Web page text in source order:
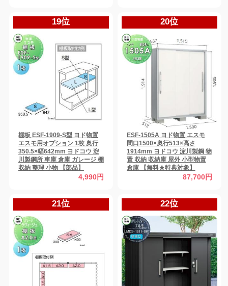
19位
棚板 ESF-1909-S型 ヨド物置
エスモ用オプション 1枚 奥行
350.5×幅642mm ヨドコウ 淀
川製鋼所 車庫 倉庫 ガレージ 棚
収納 整理 小物 【部品】
4,990円
20位
ESF-1505A ヨド物置 エスモ
間口1500×奥行513×高さ
1914mm ヨドコウ 淀川製鋼 物
置 収納 収納庫 屋外 小型物置
倉庫 【無料★特典対象】
87,700円
21位 22位